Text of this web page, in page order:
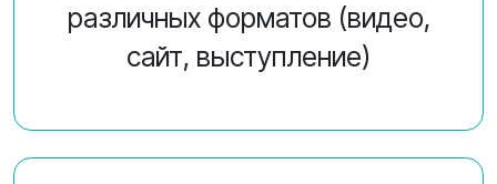
различных форматов (видео,
сайт, выступление)